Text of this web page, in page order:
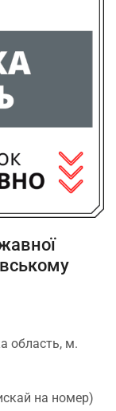
область, м.
на номер)